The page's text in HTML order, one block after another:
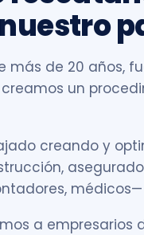
nuestro
más de 20 años,
creamos un
creando y
a